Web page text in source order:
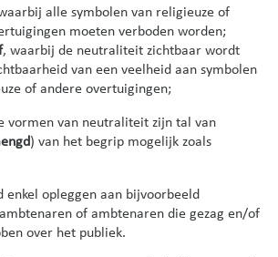
alle symbolen van religieuze of
moeten verboden worden;
, waarbij de neutraliteit zichtbaar wordt
van een veelheid aan symbolen
of andere overtuigingen;
vormen van neutraliteit zijn tal van
) van het begrip mogelijk zoals
enkel opleggen aan bijvoorbeeld
of ambtenaren die gezag en/of
over het publiek.